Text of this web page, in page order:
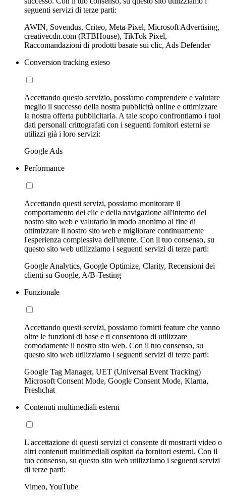
seguenti servizi di terze parti:
AWIN, Sovendus, Criteo, Meta-Pixel, Microsoft Advertising,
creativecdn.com (RTBHouse), TikTok Pixel,
Raccomandazioni di prodotti basate sui clic, Ads Defender
Conversion tracking esteso
Accettando questo servizio, possiamo comprendere e valutare
meglio il successo della nostra pubblicità online e ottimizzare
la nostra offerta pubblicitaria. A tale scopo confrontiamo i tuoi
dati personali crittografati con i seguenti fornitori esterni se
utilizzi già i loro servizi:
Google Ads
Performance
Accettando questi servizi, possiamo monitorare il
comportamento dei clic e della navigazione all'interno del
nostro sito web e valutarlo in modo anonimo al fine di
ottimizzare il nostro sito web e migliorare continuamente
l'esperienza complessiva dell'utente. Con il tuo consenso, su
questo sito web utilizziamo i seguenti servizi di terze parti:
Google Analytics, Google Optimize, Clarity, Recensioni dei
clienti su Google, A/B-Testing
Funzionale
Accettando questi servizi, possiamo fornirti feature che vanno
oltre le funzioni di base e ti consentono di utilizzare
comodamente il nostro sito web. Con il tuo consenso, su
questo sito web utilizziamo i seguenti servizi di terze parti:
Google Tag Manager, UET (Universal Event Tracking)
Microsoft Consent Mode, Google Consent Mode, Klarna,
Freshchat
Contenuti multimediali esterni
L'accettazione di questi servizi ci consente di mostrarti video o
altri contenuti multimediali ospitati da fornitori esterni. Con il
tuo consenso, su questo sito web utilizziamo i seguenti servizi
di terze parti:
Vimeo, YouTube